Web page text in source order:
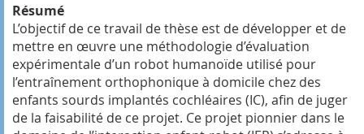
Résumé
L’objectif de ce travail de thèse est de développer et de
mettre en œuvre une méthodologie d’évaluation
expérimentale d’un robot humanoïde utilisé pour
l’entraînement orthophonique à domicile chez des
enfants sourds implantés cochléaires (IC), afin de juger
de la faisabilité de ce projet. Ce projet pionnier dans le